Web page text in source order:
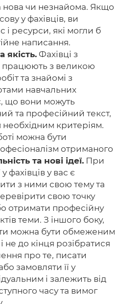
чи незнайома. Якщо
у фахівців, ви
і ресурси, які могли б
написання.
якість. Фахівці з
працюють з великою
та знайомі з
навчальних
що вони можуть
та професійний текст,
необхідним критеріям.
можна бути
отриманого
та нові ідеї. При
фахівців у вас є
з ними свою тему та
свою точку
отримати професійну
теми. З іншого боку,
можна бути обмеженим
до кінця розібратися
про те, писати
замовляти її у
і залежить від
часу та вимог